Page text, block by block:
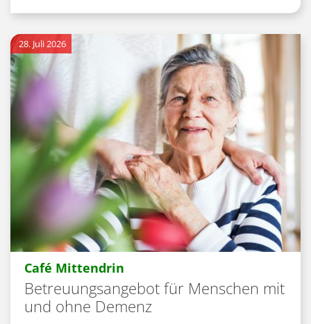
Café Mittendrin
Betreuungsangebot für Menschen mit
und ohne Demenz
28. Juli 2026